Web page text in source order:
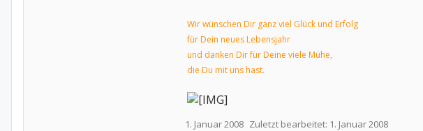
Wir wünschen Dir ganz viel Glück und Erfolg
für Dein neues Lebensjahr
und danken Dir für Deine viele Mühe,
die Du mit uns hast.
1. Januar 2008 Zuletzt bearbeitet: 1. Januar 2008